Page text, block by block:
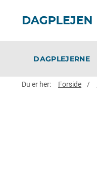
DAGPLEJERNE
Du er her: Forside